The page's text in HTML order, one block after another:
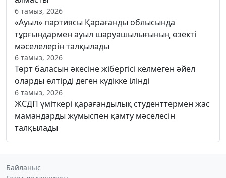
6 тамыз, 2026
«Ауыл» партиясы Қарағанды облысында
тұрғындармен ауыл шаруашылығының өзекті
мәселелерін талқылады
6 тамыз, 2026
Төрт баласын әкесіне жібергісі келмеген әйел
оларды өлтірді деген күдікке ілінді
6 тамыз, 2026
ЖСДП үміткері қарағандылық студенттермен жас
мамандарды жұмыспен қамту мәселесін
талқылады
Байланыс